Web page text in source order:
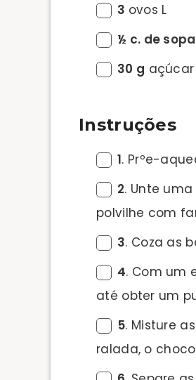
3 ovos L
½ c. de sopa
30 g
Instruções
1. Prºe-
2. Unte
polvilhe com
3. Coza as
4. Com um
até obter um
5. Misture
ralada, o